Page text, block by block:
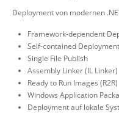
Deployment von modernen
Framework-dependent
Self-contained
Single File Publish
Assembly Linker (IL Linker)
Ready to Run Images (R2R)
Windows Application
Deployment auf lokale